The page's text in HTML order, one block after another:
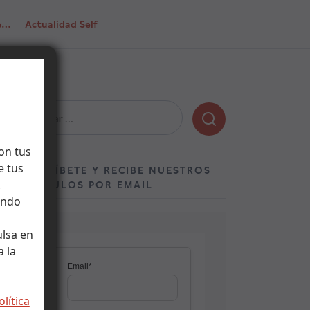
tus
tus
en
la
Actualidad Self
SUSCRÍBETE Y RECIBE NUESTROS
ARTÍCULOS POR EMAIL